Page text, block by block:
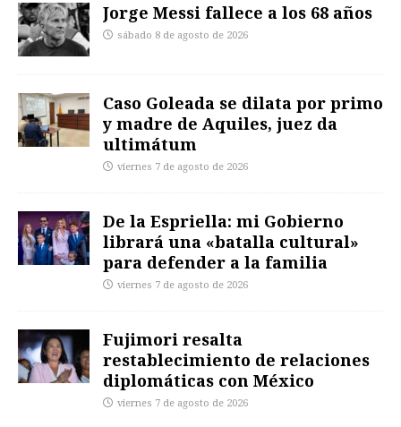
Jorge Messi fallece a los 68 años
sábado 8 de agosto de 2026
Caso Goleada se dilata por primo
y madre de Aquiles, juez da
ultimátum
viernes 7 de agosto de 2026
De la Espriella: mi Gobierno
librará una «batalla cultural»
para defender a la familia
viernes 7 de agosto de 2026
Fujimori resalta
restablecimiento de relaciones
diplomáticas con México
viernes 7 de agosto de 2026